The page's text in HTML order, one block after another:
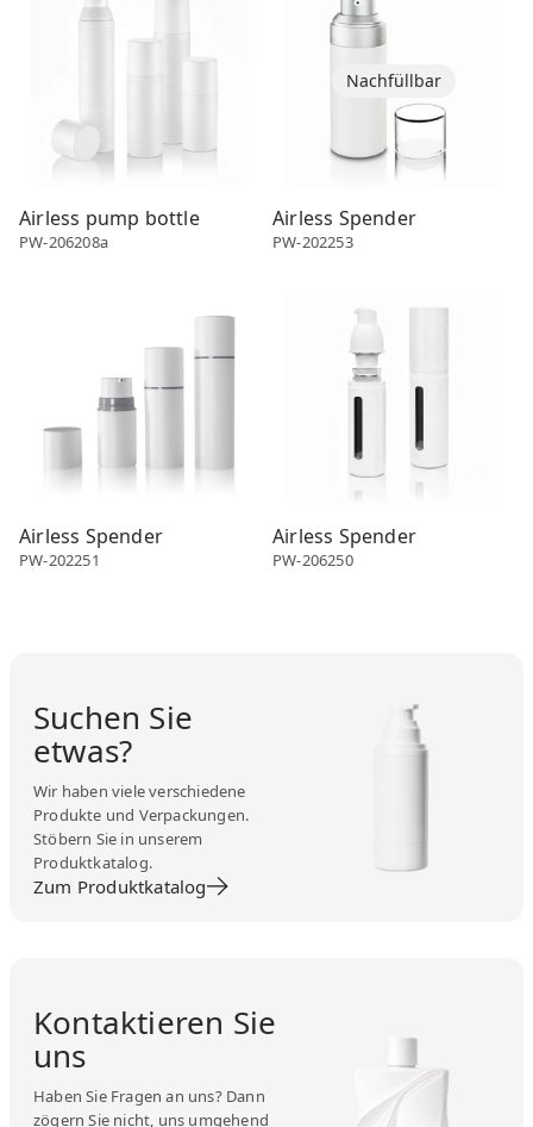
Airless pump bottle
PW-206208a
Nachfüllbar
Airless Spender
PW-202253
Airless Spender
PW-202251
Airless Spender
PW-206250
Suchen Sie
etwas?
Wir haben viele verschiedene
Produkte und Verpackungen.
Stöbern Sie in unserem
Produktkatalog.
Zum Produktkatalog
Kontaktieren Sie
uns
Haben Sie Fragen an uns? Dann
zögern Sie nicht, uns umgehend